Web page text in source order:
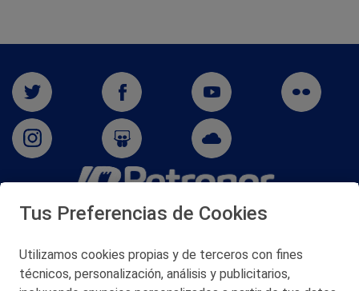
San Martín 5-Edificio Muñatones,
© 2026 Petronor S.A.
Tus Preferencias de Cookies
Utilizamos cookies propias y de terceros con fines
técnicos, personalización, análisis y publicitarios,